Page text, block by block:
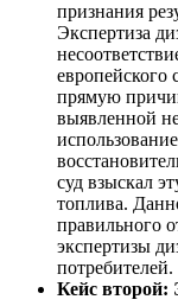
признания
Экспертиза
европейского
прямую
выявленной
суд взыскал
топлива.
правильного
экспертизы
потребителей.
Кейс второй: